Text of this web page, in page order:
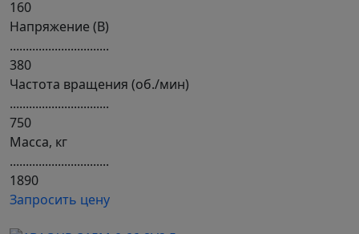
160
Напряжение (В)
...............................
380
Частота вращения (об./мин)
...............................
750
Масса, кг
...............................
1890
Запросить цену